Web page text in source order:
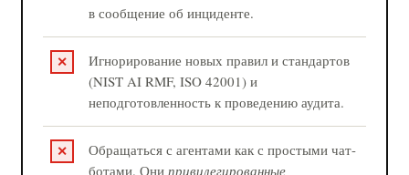
в сообщение об инциденте.
Игнорирование новых правил и стандартов
(NIST AI RMF, ISO 42001) и
неподготовленность к проведению аудита.
Обращаться с агентами как с простыми чат-
ботами. Онипривилегированные